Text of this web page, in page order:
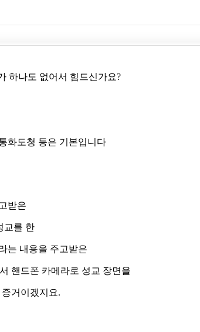
하나도 없어서 힘드신가요?
화도청 등은 기본입니다
받은
교를 한
는 내용을 주고받은
핸드폰 카메라로 성교 장면을
증거이겠지요.